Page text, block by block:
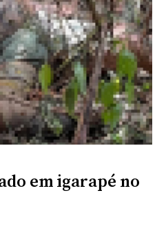
em igarapé no